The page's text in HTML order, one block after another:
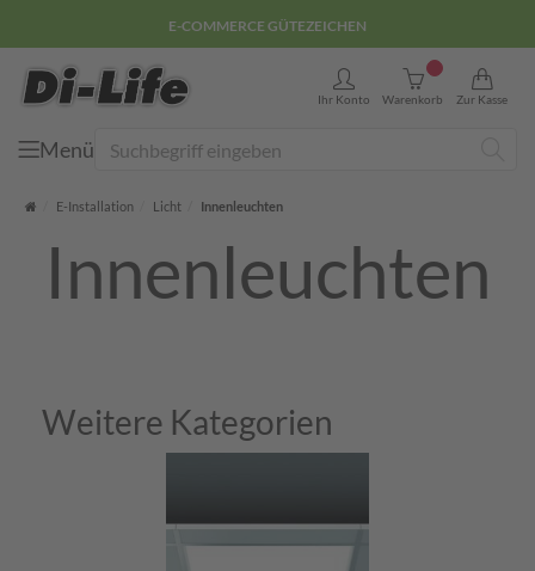
E-COMMERCE GÜTEZEICHEN
Ihr Konto Warenkorb
0
Zur Kasse
Menü
Startseite
E-Installation Licht Innenleuchten
Innenleuchten
Weitere Kategorien